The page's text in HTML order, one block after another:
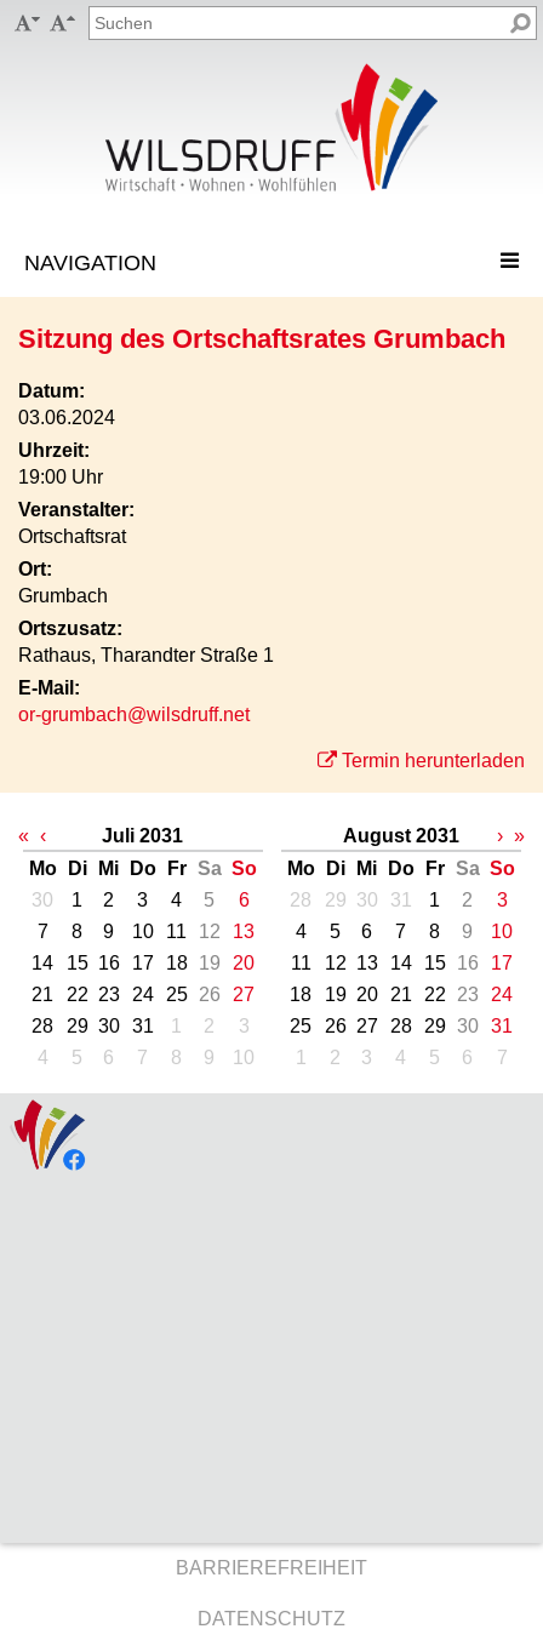
 
Sitzung des Ortschaftsrates Grumbach
Datum:
03.06.2024
Uhrzeit:
19:00 Uhr
Veranstalter:
Ortschaftsrat
Ort:
Grumbach
Ortszusatz:
Rathaus, Tharandter Straße 1
E-Mail:
or-grumbach@wilsdruff.net
Termin herunterladen
« ‹
Juli 2031
Mo
Di Mi Do Fr Sa So
30
1 2 3 4 5
6
7
8 9 10 11 12
13
14
15 16 17 18 19
20
21
22 23 24 25 26
27
28
29 30 31 1 2
3
4
5 6 7 8 9 10
August 2031
Mo
Di Mi Do Fr Sa So
28
29 30 31 1 2
3
4
5 6 7 8 9
10
11
12 13 14 15 16
17
18
19 20 21 22 23
24
25
26 27 28 29 30
31
1
2 3 4 5 6 7
› »
BARRIEREFREIHEIT
DATENSCHUTZ